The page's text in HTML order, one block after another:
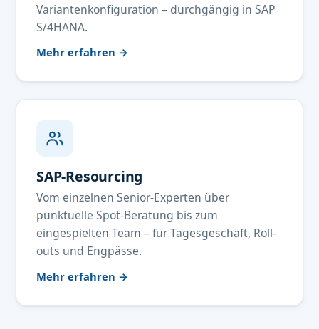
Variantenkonfiguration – durchgängig in SAP
S/4HANA.
Mehr erfahren →
SAP-Resourcing
Vom einzelnen Senior-Experten über
punktuelle Spot-Beratung bis zum
eingespielten Team – für Tagesgeschäft, Roll-
outs und Engpässe.
Mehr erfahren →